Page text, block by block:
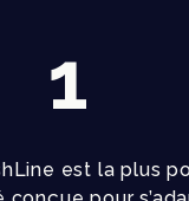
1
est la plus